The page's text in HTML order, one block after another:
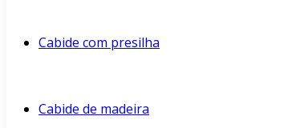
Cabide com presilha
Cabide de madeira